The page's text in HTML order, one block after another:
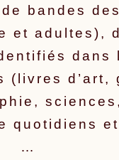
bandes
et adultes),
dans
(livres d’art,
quotidiens
…